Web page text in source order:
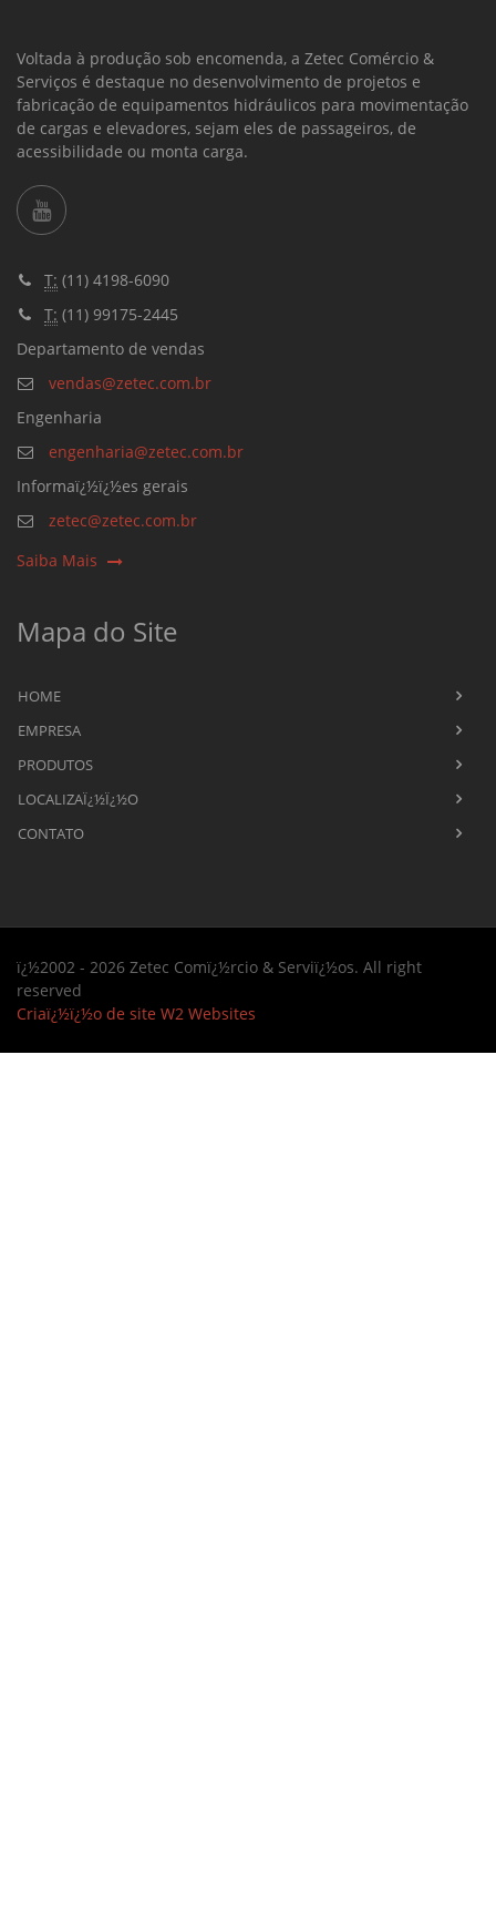
Voltada à produção sob encomenda, a Zetec Comércio &
Serviços é destaque no desenvolvimento de projetos e
fabricação de equipamentos hidráulicos para movimentação
de cargas e elevadores, sejam eles de passageiros, de
acessibilidade ou monta carga.
T: (11) 4198-6090
T: (11) 99175-2445
Departamento de vendas
vendas@zetec.com.br
Engenharia
engenharia@zetec.com.br
Informaï¿½ï¿½es gerais
zetec@zetec.com.br
Saiba Mais
Mapa do Site
HOME
EMPRESA
PRODUTOS
LOCALIZAÏ¿½Ï¿½O
CONTATO
ï¿½2002 - 2026 Zetec Comï¿½rcio & Serviï¿½os. All right
reserved
Criaï¿½ï¿½o de site W2 Websites